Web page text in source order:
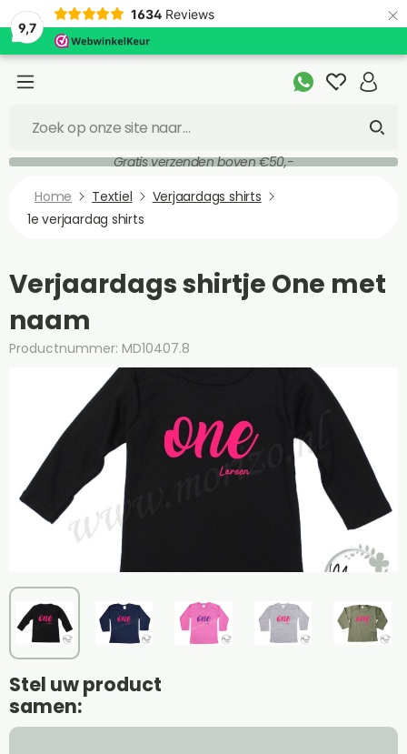
9,7
1634 Reviews ×
Gratis verzenden boven €50,-
Home
Textiel
Verjaardags shirts
1e verjaardag shirts
Verjaardags shirtje One met
naam
Productnummer: MD10407.8
Stel uw product
samen: